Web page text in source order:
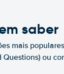
saber
mais
ou